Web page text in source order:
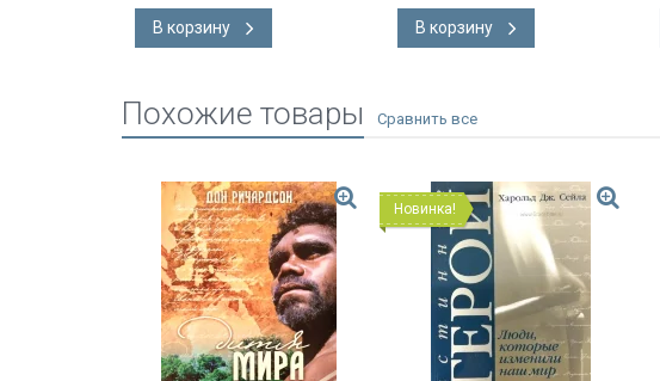
В корзину В корзину
Похожие товары
Новинка!